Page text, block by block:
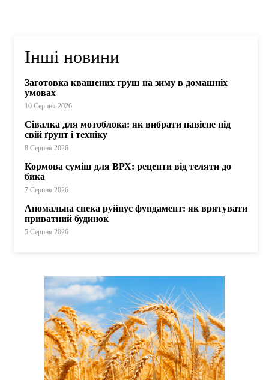
Інші новини
Заготовка квашених груш на зиму в домашніх
умовах
10 Серпня 2026
Сівалка для мотоблока: як вибрати навісне під
свій ґрунт і техніку
8 Серпня 2026
Кормова суміш для ВРХ: рецепти від теляти до
бика
7 Серпня 2026
Аномальна спека руйнує фундамент: як врятувати
приватний будинок
5 Серпня 2026